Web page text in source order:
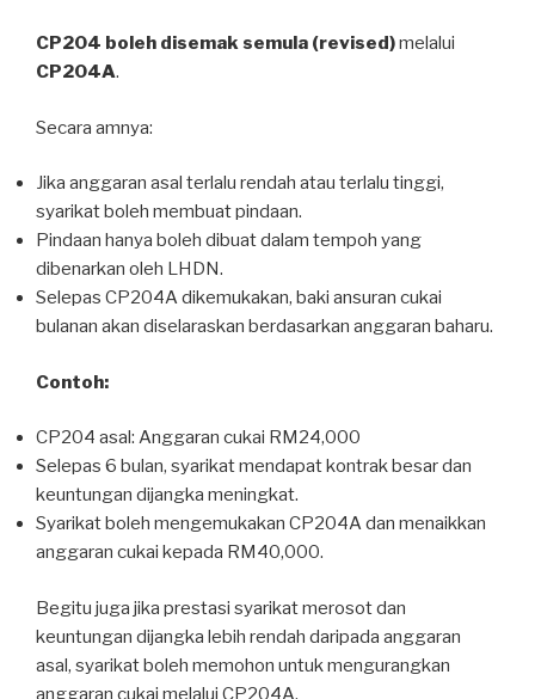
CP204 boleh disemak semula (revised)melalui
CP204A.
Secara amnya:
Jika anggaran asal terlalu rendah atau terlalu tinggi,
syarikat boleh membuat pindaan.
Pindaan hanya boleh dibuat dalam tempoh yang
dibenarkan oleh LHDN.
Selepas CP204A dikemukakan, baki ansuran cukai
bulanan akan diselaraskan berdasarkan anggaran baharu.
Contoh:
CP204 asal: Anggaran cukai RM24,000
Selepas 6 bulan, syarikat mendapat kontrak besar dan
keuntungan dijangka meningkat.
Syarikat boleh mengemukakan CP204A dan menaikkan
anggaran cukai kepada RM40,000.
Begitu juga jika prestasi syarikat merosot dan
keuntungan dijangka lebih rendah daripada anggaran
asal, syarikat boleh memohon untuk mengurangkan
anggaran cukai melalui CP204A.